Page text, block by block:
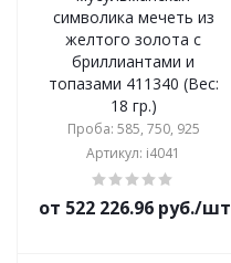
символика мечеть из
желтого золота с
бриллиантами и
топазами 411340 (Вес:
18 гр.)
Проба: 585, 750, 925
Артикул: i4041
от 522 226.96 руб./шт